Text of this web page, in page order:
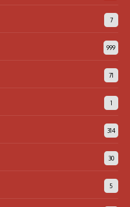
7
999
71
1
314
30
5